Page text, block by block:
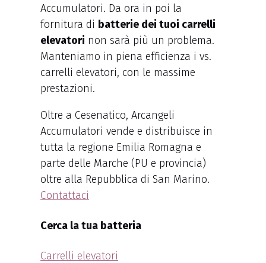
Accumulatori. Da ora in poi la
fornitura di batterie dei tuoi carrelli
elevatori non sarà più un problema.
Manteniamo in piena efficienza i vs.
carrelli elevatori, con le massime
prestazioni.
Oltre a Cesenatico, Arcangeli
Accumulatori vende e distribuisce in
tutta la regione Emilia Romagna e
parte delle Marche (PU e provincia)
oltre alla Repubblica di San Marino.
Contattaci
Cerca la tua batteria
Carrelli elevatori